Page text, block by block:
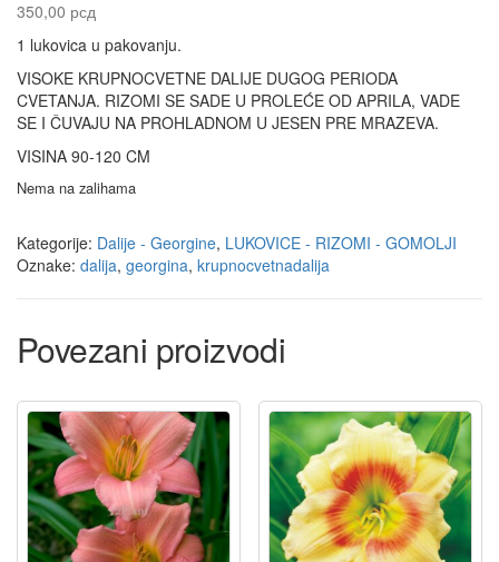
350,00 рсд
1 lukovica u pakovanju.
VISOKE KRUPNOCVETNE DALIJE DUGOG PERIODA
CVETANJA. RIZOMI SE SADE U PROLEĆE OD APRILA, VADE
SE I ČUVAJU NA PROHLADNOM U JESEN PRE MRAZEVA.
VISINA 90-120 CM
Nema na zalihama
Kategorije: Dalije - Georgine, LUKOVICE - RIZOMI - GOMOLJI
Oznake: dalija, georgina, krupnocvetnadalija
Povezani proizvodi